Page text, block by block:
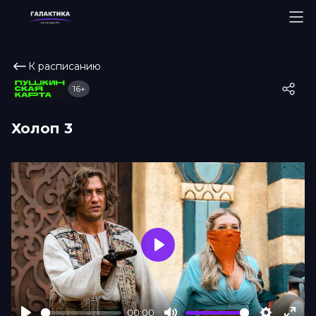
К расписанию
Холоп 3
16+
00:00
Play